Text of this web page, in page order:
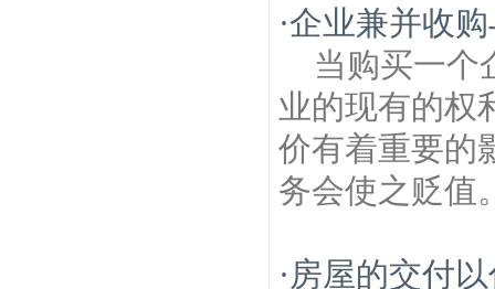
·企业兼并收
当购买一个
业的现有的权
价有着重要的
务会使之贬值
· 房屋的交付